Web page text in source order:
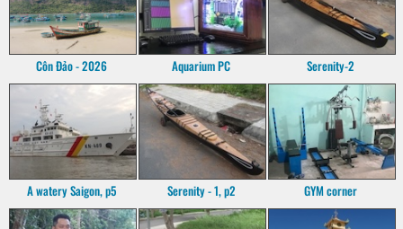
Côn Đảo - 2026 Aquarium PC Serenity-2
A watery Saigon, p5 Serenity - 1, p2 GYM corner